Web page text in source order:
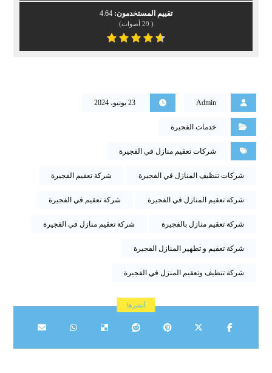
تقييم المستخدمون: 4.64
(
29 أصوات)
Admin 23 يونيو، 2024
خدمات الفجيرة
شركات تعقيم منازل في الفجيرة
شركات تنظيف المنازل في الفجيرة شركة تعقيم الفجيرة
شركة تعقيم المنازل في الفجيرة شركة تعقيم في الفجيرة
شركة تعقيم منازل بالفجيرة شركة تعقيم منازل في الفجيرة
شركة تعقيم و تطهير المنازل الفجيرة
شركة تنظيف وتعقيم المنزل في الفجيرة